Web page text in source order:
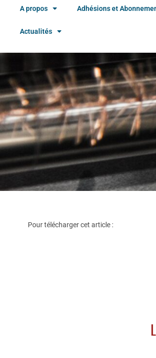
A propos Adhésions et
Actualités
Pour télécharger cet article :